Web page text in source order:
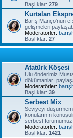
Başlıklar: 279
Kurtalan
Barış Manço'nun
gelişmeleri
Moderatörler:
Başlıklar: 27
Atatürk Köşesi
Ulu önderimiz
dökümanları
Moderatörler:
Başlıklar: 39
Serbest Mix
Seviyeyi
konularının
serbest forumumuz.
Moderatörler:
Başlıklar: 1421